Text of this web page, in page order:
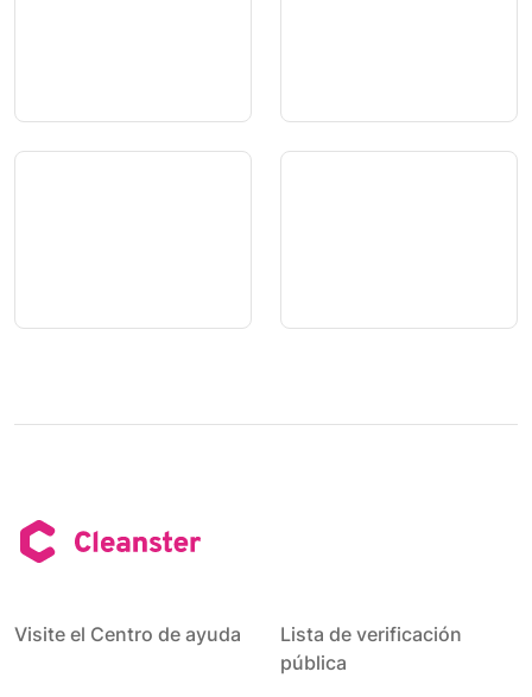
Visite el Centro de ayuda
Lista de verificación
pública